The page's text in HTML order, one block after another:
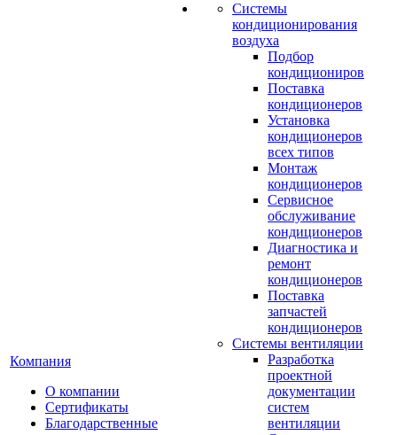
Компания
О компании
Сертификаты
Благодарственные
Системы
кондиционирования
воздуха
Подбор
кондициониров
Поставка
кондиционеров
Установка
кондиционеров
всех типов
Монтаж
кондиционеров
Сервисное
обслуживание
кондиционеров
Диагностика и
ремонт
кондиционеров
Поставка
запчастей
кондиционеров
Системы вентиляции
Разработка
проектной
документации
систем
вентиляции